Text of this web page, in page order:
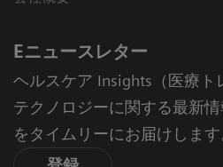
Eニュースレター
ヘルスケア Insights（医療ト
テクノロジーに関する最新
をタイムリーにお届けします